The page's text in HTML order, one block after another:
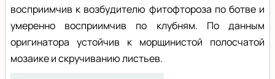
восприимчив к возбудителю фитофтороза по ботве и
умеренно восприимчив по клубням. По данным
оригинатора устойчив к морщинистой полосчатой
мозаике и скручиванию листьев.